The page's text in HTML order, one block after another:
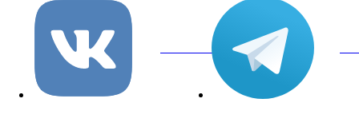
вКонтакте